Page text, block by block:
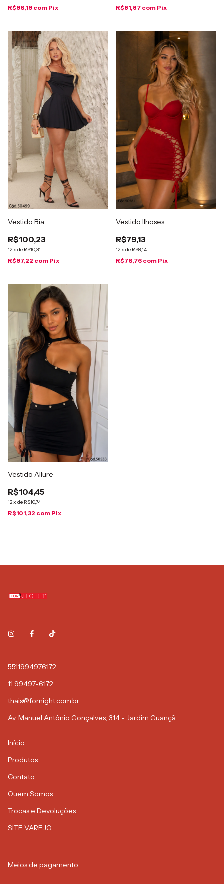
R$96,19 com Pix R$81,87 com Pix
Vestido Bia
R$100,23
12x de R$10,31
R$97,22 com Pix
Vestido Ilhoses
R$79,13
12x de R$8,14
R$76,76 com Pix
Vestido Allure
R$104,45
12x de R$10,74
R$101,32 com Pix
5511994976172
11 99497-6172
thais@fornight.com.br
Av. Manuel Antônio Gonçalves, 314 - Jardim Guançã
Início
Produtos
Contato
Quem Somos
Trocas e Devoluções
SITE VAREJO
Meios de pagamento